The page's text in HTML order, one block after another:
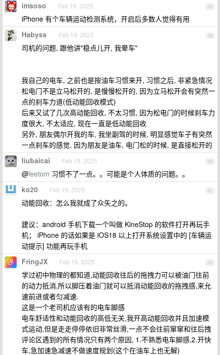
58
imsoso Feb 19, 2025
iPhone 有个车辆运动检测系统，开启后多数人觉得有用
59
Habyss Feb 19, 2025
司机的问题, 跟他讲"稳点儿开, 我晕车"
我自己的电车, 之前也是按油车习惯来开, 习惯之后, 非紧急情况
松电门不是立马松开的, 是慢慢松开的, 因为立马松开会有突然一
点的刹车力道(低动能回收模式)
后来又试了几次高动能回收, 不太习惯, 因为松电门的时候刹车力
度很大, 不太适应, 现在一直是低动能回收
另外, 朋友偶尔开我的车, 我坐副驾的时候, 明显感觉车子有突然
一点刹车的感觉, 因为朋友是油车, 电门松的时候, 是直接松开的
60
liubaicai Feb 19, 2025
@leetom 习惯不了一点。。可能是个人体质的问题。。
61
ko20 Feb 19, 2025
动能回收：怎么我就成了众矢之的。
建议：android 手机下载一个叫做 KineStop 的软件打开再玩手
机； iPhone 的话如果是 iOS18 以上打开系统设置中的 [车辆运
动提示] 功能再玩手机
62
FringJX Feb 19, 2025
学过初中物理的都知道,动能回收往后的拖拽力可以被油门往前
的动力抵消,所以脚压着油门就可以抵消动能回收的拖拽感,来允
速前进或者匀减速.
这是一个老司机应该有的电车脚感
电车舒适性和动能回收的高低无关,我开高动能回收并且加速模
式运动,但是走走停停依旧非常丝滑,一点不会往前窜窜和往后拽
评论区遇到的所有情况只有两个原因, 1.不熟悉电车脚感,2.开快
车,急加速急减速不做速度规划(这个在油车上也无解)